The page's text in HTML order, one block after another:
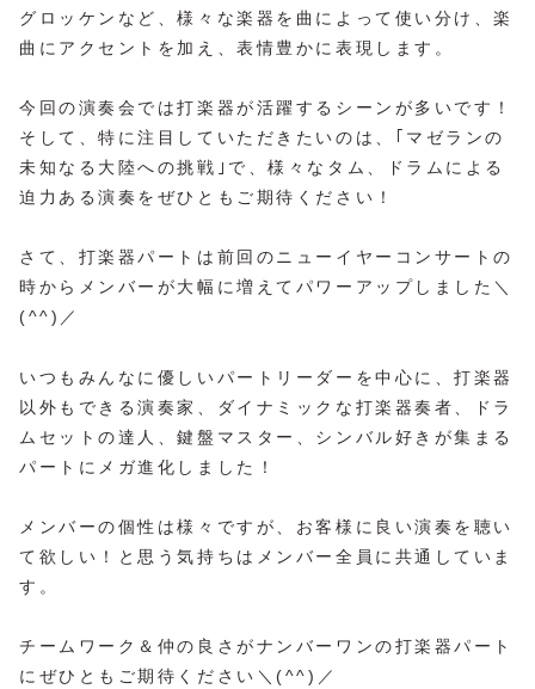
グロッケンなど、様々な楽器を曲によって使い分け、楽
曲にアクセントを加え、表情豊かに表現します。
今回の演奏会では打楽器が活躍するシーンが多いです！
そして、特に注目していただきたいのは、｢マゼランの
未知なる大陸への挑戦｣で、様々なタム、ドラムによる
迫力ある演奏をぜひともご期待ください！
さて、打楽器パートは前回のニューイヤーコンサートの
時からメンバーが大幅に増えてパワーアップしました＼
(^^)／
いつもみんなに優しいパートリーダーを中心に、打楽器
以外もできる演奏家、ダイナミックな打楽器奏者、ドラ
ムセットの達人、鍵盤マスター、シンバル好きが集まる
パートにメガ進化しました！
メンバーの個性は様々ですが、お客様に良い演奏を聴い
て欲しい！と思う気持ちはメンバー全員に共通していま
す。
チームワーク＆仲の良さがナンバーワンの打楽器パート
にぜひともご期待ください＼(^^)／